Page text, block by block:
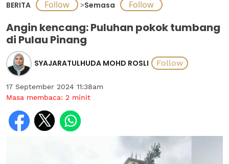
BERITA >Semasa
Angin kencang: Puluhan pokok tumbang
di Pulau Pinang
SYAJARATULHUDA MOHD ROSLI
17 September 2024 11:38am
Masa membaca: 2 minit